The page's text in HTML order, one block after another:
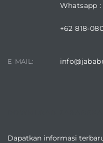
Whatsapp :
+62 818-
E-MAIL:
Dapatkan informasi